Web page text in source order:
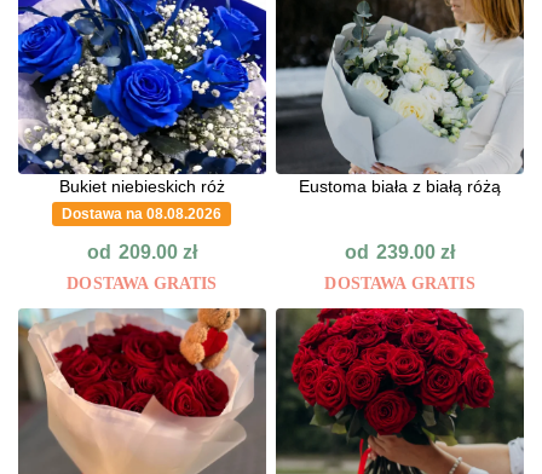
Bukiet niebieskich róż
Dostawa na 08.08.2026
od 209.00 zł
DOSTAWA GRATIS
Eustoma biała z białą różą
od 239.00zł
DOSTAWA GRATIS